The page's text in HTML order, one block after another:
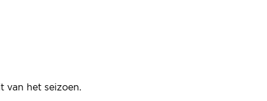
van het seizoen.